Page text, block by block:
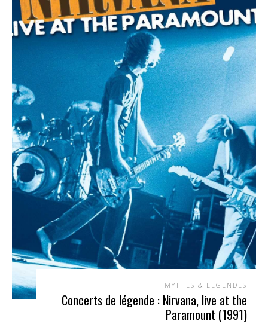
MYTHES & LÉGENDES
Concerts de légende : Nirvana, live at the
Paramount (1991)